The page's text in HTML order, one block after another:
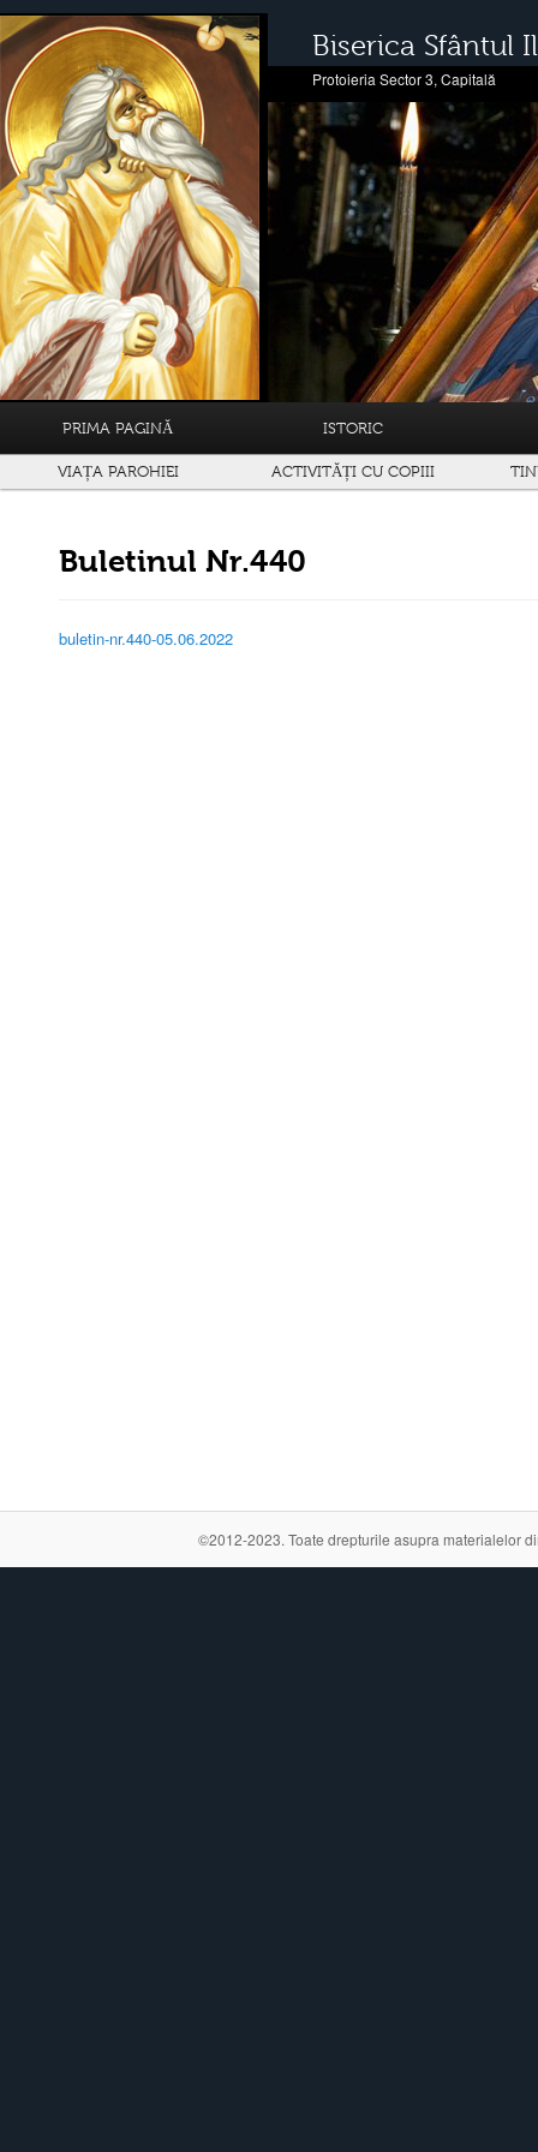
Biserica Sfântul
Protoieria Sector 3, Capitală
PRIMA PAGINĂ ISTORIC
VIAȚA PAROHIEI ACTIVITĂȚI CU COPIII
Buletinul Nr.440
buletin-nr.440-05.06.2022
©2012-2023. Toate drepturile asupra materialelor